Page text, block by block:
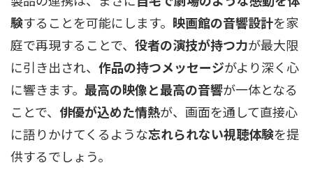
験することを可能にします。 映画館の音響設計を家
庭で再現することで、 役者の演技が持つ力が最大限
に引き出され、 作品の持つメッセージがより深く心
に響きます。 最高の映像と最高の音響が一体となる
ことで、 俳優が込めた情熱が、画面を通して直接心
に語りかけてくるような忘れられない視聴体験を提
供するでしょう。